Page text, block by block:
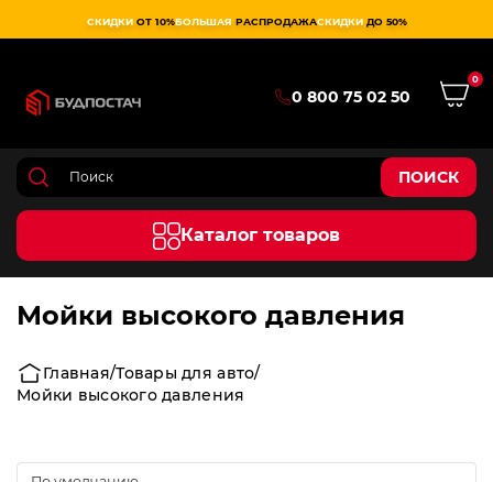
СКИДКИ ОТ 10%БОЛЬШАЯ РАСПРОДАЖАСКИДКИ ДО 50%
0 800 75 02 50
0
ПОИСК
Каталог товаров
Мойки высокого давления
Главная Товары для авто
Мойки высокого давления